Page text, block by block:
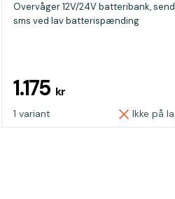
Overvåger 12V/24V batteribank,
sms ved lav batterispænding
1.175 kr
1 variant Ikke på